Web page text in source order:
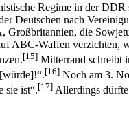
Regime in der
Deutschen nach
Großbritannien, die
ABC-Waffen verzichten,
[15] Mitterrand schreibt
[16] Noch am 3.
sie ist“.[17] Allerdings